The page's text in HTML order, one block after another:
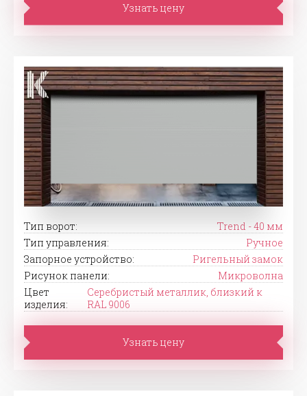
Узнать цену
Тип ворот:
Trend - 40 мм
Тип управления:
Ручное
Запорное устройство:
Ригельный замок
Рисунок панели:
Микроволна
Цвет
изделия:
Серебристый металлик, близкий к
RAL 9006
Узнать цену